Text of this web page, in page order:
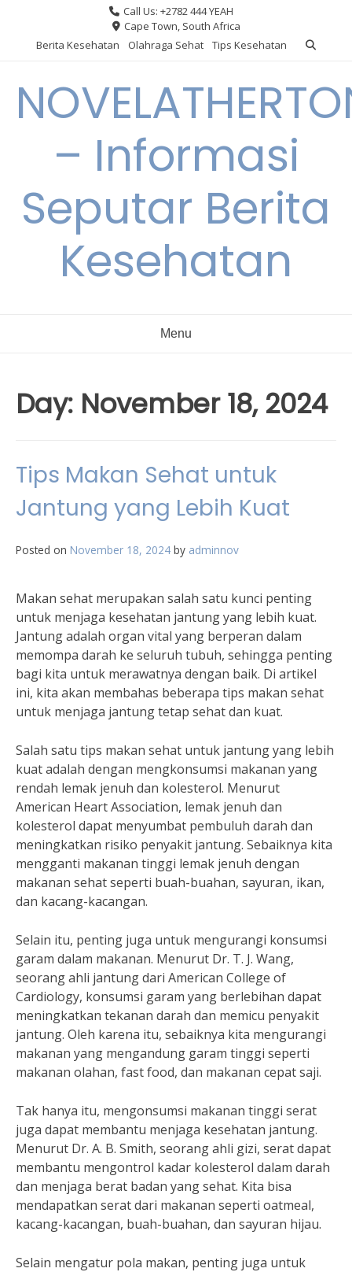
content
Call Us: +2782 444 YEAH
Cape Town, South Africa
Berita Kesehatan
Olahraga Sehat Tips Kesehatan
– Informasi
Seputar Berita
Kesehatan
Menu
Day: November 18, 2024
Tips Makan Sehat untuk
Jantung yang Lebih Kuat
Posted on November 18, 2024 by adminnov
Makan sehat merupakan salah satu kunci penting
untuk menjaga kesehatan jantung yang lebih kuat.
Jantung adalah organ vital yang berperan dalam
memompa darah ke seluruh tubuh, sehingga penting
bagi kita untuk merawatnya dengan baik. Di artikel
ini, kita akan membahas beberapa tips makan sehat
untuk menjaga jantung tetap sehat dan kuat.
Salah satu tips makan sehat untuk jantung yang lebih
kuat adalah dengan mengkonsumsi makanan yang
rendah lemak jenuh dan kolesterol. Menurut
American Heart Association, lemak jenuh dan
kolesterol dapat menyumbat pembuluh darah dan
meningkatkan risiko penyakit jantung. Sebaiknya kita
mengganti makanan tinggi lemak jenuh dengan
makanan sehat seperti buah-buahan, sayuran, ikan,
dan kacang-kacangan.
Selain itu, penting juga untuk mengurangi konsumsi
garam dalam makanan. Menurut Dr. T. J. Wang,
seorang ahli jantung dari American College of
Cardiology, konsumsi garam yang berlebihan dapat
meningkatkan tekanan darah dan memicu penyakit
jantung. Oleh karena itu, sebaiknya kita mengurangi
makanan yang mengandung garam tinggi seperti
makanan olahan, fast food, dan makanan cepat saji.
Tak hanya itu, mengonsumsi makanan tinggi serat
juga dapat membantu menjaga kesehatan jantung.
Menurut Dr. A. B. Smith, seorang ahli gizi, serat dapat
membantu mengontrol kadar kolesterol dalam darah
dan menjaga berat badan yang sehat. Kita bisa
mendapatkan serat dari makanan seperti oatmeal,
kacang-kacangan, buah-buahan, dan sayuran hijau.
Selain mengatur pola makan, penting juga untuk